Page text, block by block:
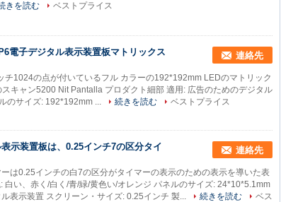
きを読む
ベストプライス
電子デジタル表示装置板マトリックス
連絡先
チ1024の点が付いているフル カラーの192*192mm LEDのマトリック
キャン5200 Nit Pantalla プロダクト細部 適用: 広告のためのデジタル
のサイズ: 192*192mm ...
続きを読む
ベストプライス
示装置板は、0.25インチ7の区分タイ
連絡先
は0.25インチの白7の区分がタイマーの表示のための表示を導いた表
白い、赤く/白く/青/緑/黄色い/オレンジ パネルのサイズ: 24*10*5.1mm
表示装置 スクリーン・サイズ: 0.25インチ 製...
続きを読む ベス